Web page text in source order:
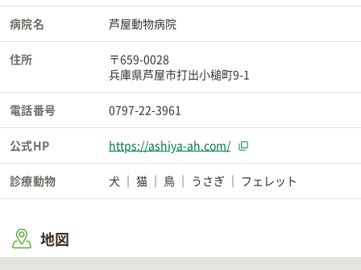
病院名 芦屋動物病院
住所
〒659-0028
兵庫県芦屋市打出小槌町9-1
電話番号 0797-22-3961
公式HP https://ashiya-ah.com/
診療動物 犬 猫 鳥 うさぎ フェレット
地図